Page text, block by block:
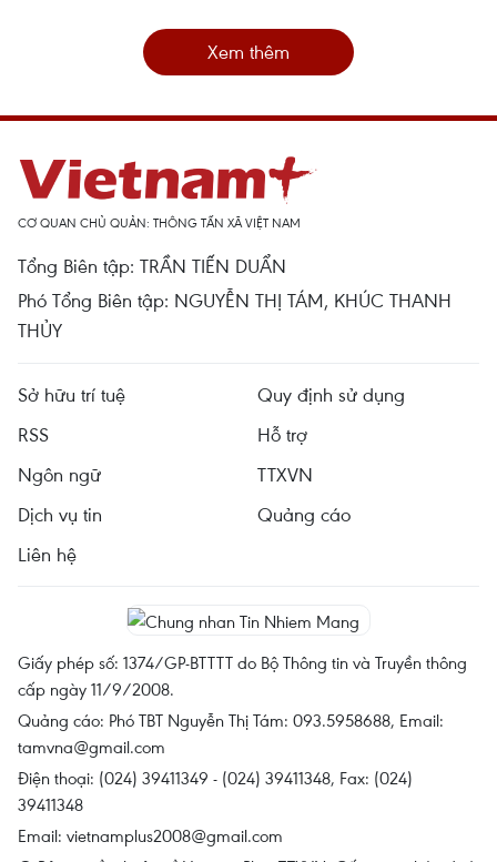
Xem thêm
CƠ QUAN CHỦ QUẢN: THÔNG TẤN XÃ VIỆT NAM
Tổng Biên tập: TRẦN TIẾN DUẨN
Phó Tổng Biên tập: NGUYỄN THỊ TÁM, KHÚC THANH
THỦY
Sở hữu trí tuệ
Quy định sử dụng
RSS
Hỗ trợ
Ngôn ngữ
TTXVN
Dịch vụ tin
Quảng cáo
Liên hệ
Giấy phép số: 1374/GP-BTTTT do Bộ Thông tin và Truyền thông
cấp ngày 11/9/2008.
Quảng cáo: Phó TBT Nguyễn Thị Tám: 093.5958688, Email:
tamvna@gmail.com
Điện thoại: (024) 39411349 - (024) 39411348, Fax: (024)
39411348
Email: vietnamplus2008@gmail.com